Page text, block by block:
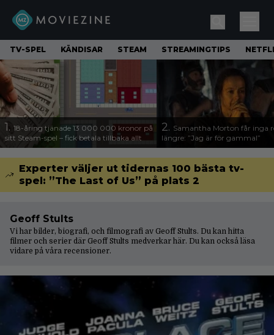
TV-SPEL KÄNDISAR STEAM STREAMINGTIPS
1. 18-åring tjänade 13 000 000 kronor på
sitt Steam-spel – fick betala tillbaka allt
2. Samantha Morton får inga
längre: ”Jag är för gammal”
Experter väljer ut tidernas 100 bästa tv-
spel: ”The Last of Us” på plats 2
Geoff Stults
Vi har bilder, biografi, och filmografi av Geoff Stults. Du kan hitta
filmer och serier där Geoff Stults medverkar här. Du kan också läsa
vidare på våra recensioner.